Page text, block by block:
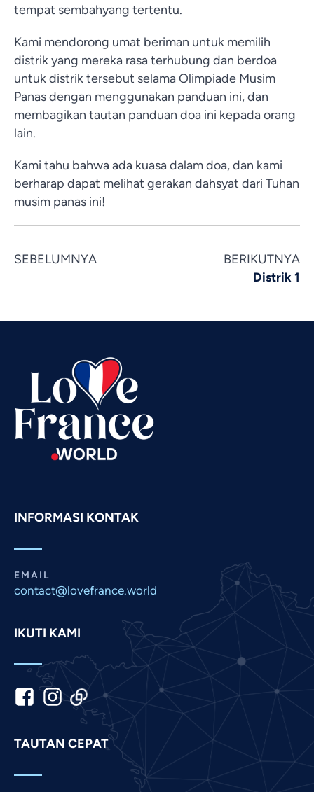
tempat sembahyang tertentu.
Kami mendorong umat beriman untuk memilih
distrik yang mereka rasa terhubung dan berdoa
untuk distrik tersebut selama Olimpiade Musim
Panas dengan menggunakan panduan ini, dan
membagikan tautan panduan doa ini kepada orang
lain.
Kami tahu bahwa ada kuasa dalam doa, dan kami
berharap dapat melihat gerakan dahsyat dari Tuhan
musim panas ini!
SEBELUMNYA
BERIKUTNYA
Distrik 1
INFORMASI KONTAK
EMAIL
contact@lovefrance.world
IKUTI KAMI
TAUTAN CEPAT
Japanese
Kannada
Khmer
Malay
Marathi
Nepali
Vietnamese